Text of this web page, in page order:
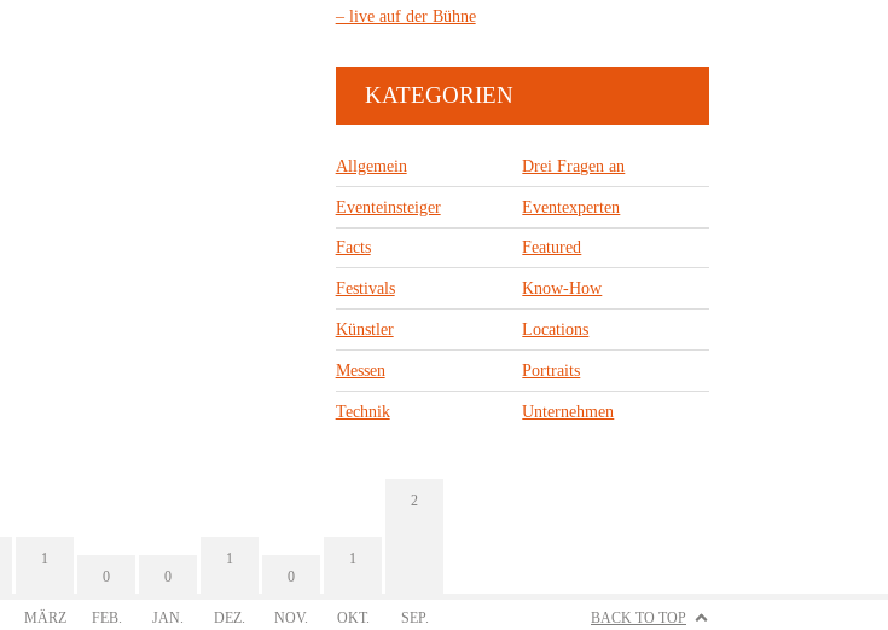
– live auf der Bühne
KATEGORIEN
Allgemein Drei Fragen an
Eventeinsteiger Eventexperten
Facts Featured
Festivals Know-How
Künstler Locations
Messen Portraits
Technik Unternehmen
1
MÄRZ
0
FEB.
0
JAN.
1
DEZ.
0
NOV.
1
OKT.
2
SEP. BACK TO TOP